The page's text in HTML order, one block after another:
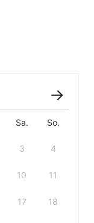
Sa. So.
3 4
10 11
17 18